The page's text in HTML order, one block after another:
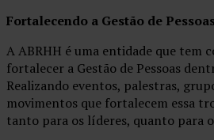
Fortalecendo a Gestão de
A ABRHH é uma entidade que tem
fortalecer a Gestão de Pessoas
Realizando eventos, palestras,
movimentos que fortalecem essa
tanto para os líderes, quanto para